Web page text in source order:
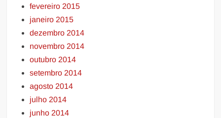
fevereiro 2015
janeiro 2015
dezembro 2014
novembro 2014
outubro 2014
setembro 2014
agosto 2014
julho 2014
junho 2014